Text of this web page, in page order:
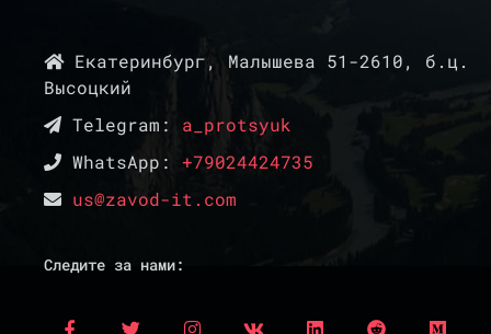
Екатеринбург, Малышева 51-2610, б.ц.
Высоцкий
Telegram: a_protsyuk
WhatsApp: +79024424735
us@zavod-it.com
Следите за нами: